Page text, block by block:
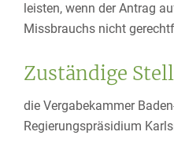
leisten, wenn der Antrag
Missbrauchs nicht
Zuständige
die Vergabekammer
Regierungspräsidium